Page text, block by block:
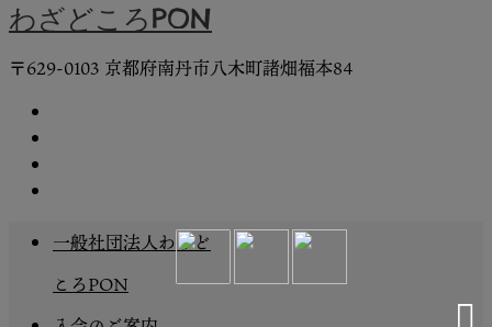
わざどころPON
〒629-0103 京都府南丹市⼋⽊町諸畑福本84
一般社団法人わざど
ころPON